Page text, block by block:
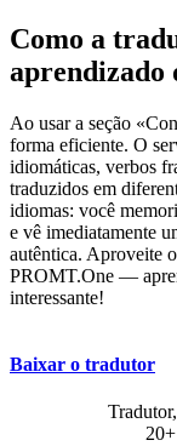
Como a
aprendizado
Ao usar a seção
forma eficiente. O
idiomáticas, verbos
traduzidos em
idiomas: você
e vê imediatamente
autêntica. Aproveite
PROMT.One —
interessante!
Baixar o tradutor